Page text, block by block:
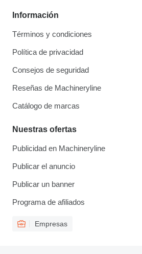
Información
Términos y condiciones
Política de privacidad
Consejos de seguridad
Reseñas de Machineryline
Catálogo de marcas
Nuestras ofertas
Publicidad en Machineryline
Publicar el anuncio
Publicar un banner
Programa de afiliados
Empresas